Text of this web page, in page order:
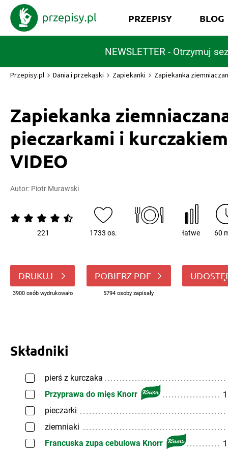
NEWSLETTER - Otrzymuj
PRZEPISY BLOG
Przepisy.pl Dania i przekąski Zapiekanki Zapiekanka
Zapiekanka
pieczarkami i
VIDEO
Autor: Piotr Murawski
221 1733 os. łatwe 60
DRUKUJ
3900 osób wydrukowało
POBIERZ PDF
5794 osoby zapisały
Składniki
pierś z kurczaka
Przyprawa do mięs Knorr
pieczarki
ziemniaki
Francuska zupa cebulowa Knorr